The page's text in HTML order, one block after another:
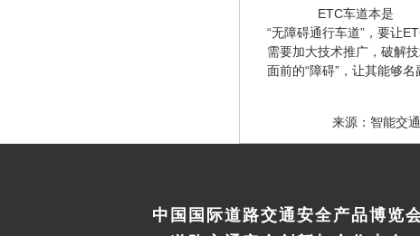
ETC车道本是
“无障碍通行车道”，要让
需要加大技术推广，破解
面前的“障碍”，让其能够名
来源：智能交通
中国国际道路交通安全产品博览